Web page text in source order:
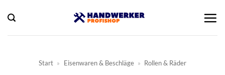
Inhalt
springen
Start » Eisenwaren & Beschläge » Rollen & Räder